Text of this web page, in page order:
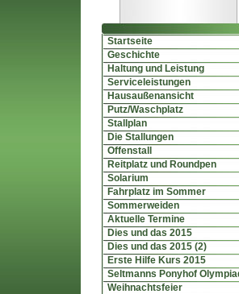
Startseite
Geschichte
Haltung und Leistung
Serviceleistungen
Hausaußenansicht
Putz/Waschplatz
Stallplan
Die Stallungen
Offenstall
Reitplatz und Roundpen
Solarium
Fahrplatz im Sommer
Sommerweiden
Aktuelle Termine
Dies und das 2015
Dies und das 2015 (2)
Erste Hilfe Kurs 2015
Seltmanns Ponyhof
Weihnachtsfeier